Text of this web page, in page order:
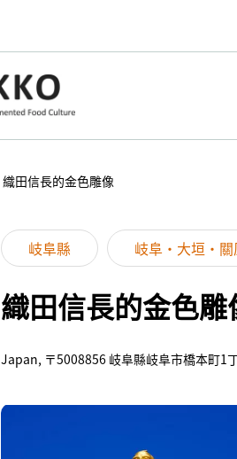
織田信長的金色雕像
岐阜縣 岐阜・大垣・關
織田信長的金色雕
Japan, 〒5008856 岐阜縣岐阜市橋本町1